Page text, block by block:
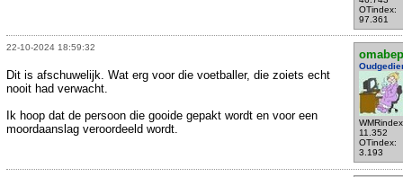
OTindex:
97.361
22-10-2024 18:59:32
omabep
11.352
OTindex:
3.193
Dit is afschuwelijk. Wat erg voor die voetballer, die zoiets echt
nooit had verwacht.
Ik hoop dat de persoon die gooide gepakt wordt en voor een
moordaanslag veroordeeld wordt.